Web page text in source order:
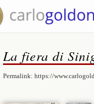
La fiera di
Permalink: https://